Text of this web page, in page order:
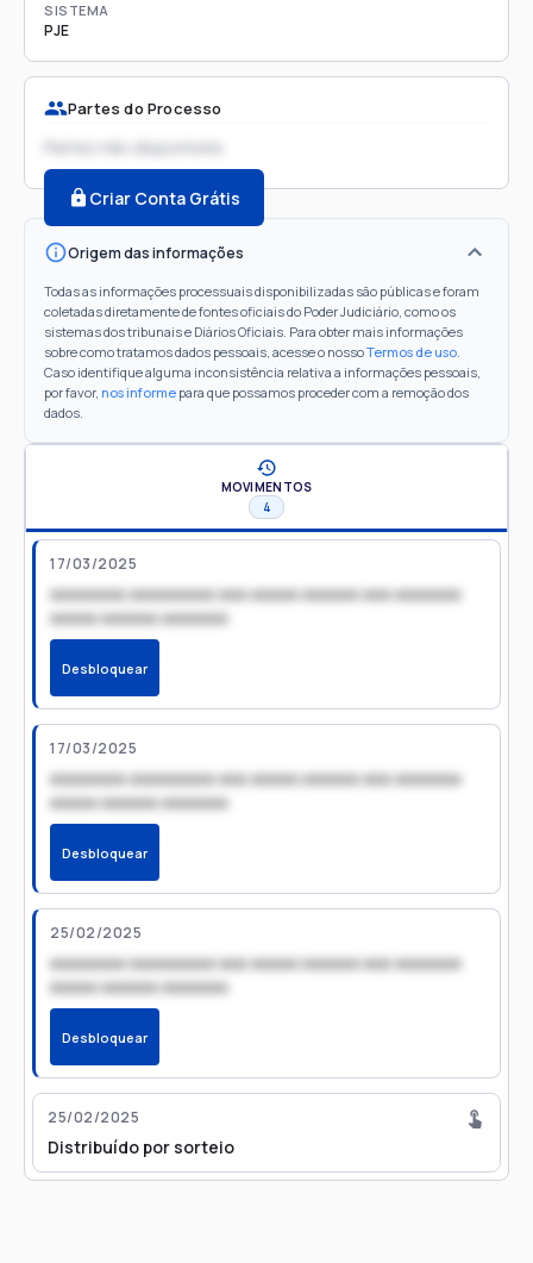
SISTEMA
PJE
Partes do Processo
Partes não disponíveis
Criar Conta Grátis
Origem das informações
Todas as informações processuais disponibilizadas são públicas e foram
coletadas diretamente de fontes oficiais do Poder Judiciário, como os
sistemas dos tribunais e Diários Oficiais. Para obter mais informações
sobre como tratamos dados pessoais, acesse o nossoTermos de uso.
Caso identifique alguma inconsistência relativa a informações pessoais,
por favor, nos informe para que possamos proceder com a remoção dos
dados.
MOVIMENTOS
4
17/03/2025
xxxxxxxx xxxxxxxxx xxx xxxxx xxxxxx xxx xxxxxxx
xxxxx xxxxxx xxxxxxx
Desbloquear
17/03/2025
xxxxxxxx xxxxxxxxx xxx xxxxx xxxxxx xxx xxxxxxx
xxxxx xxxxxx xxxxxxx
Desbloquear
25/02/2025
xxxxxxxx xxxxxxxxx xxx xxxxx xxxxxx xxx xxxxxxx
xxxxx xxxxxx xxxxxxx
Desbloquear
25/02/2025
Distribuído por sorteio